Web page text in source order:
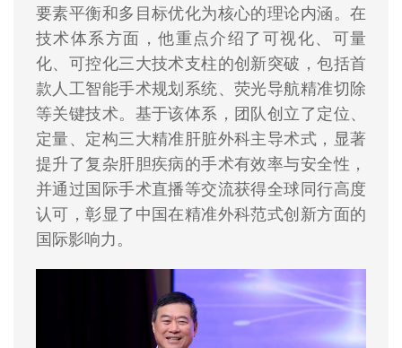
要素平衡和多目标优化为核心的理论内涵。在
技术体系方面，他重点介绍了可视化、可量
化、可控化三大技术支柱的创新突破，包括首
款人工智能手术规划系统、荧光导航精准切除
等关键技术。基于该体系，团队创立了定位、
定量、定构三大精准肝脏外科主导术式，显著
提升了复杂肝胆疾病的手术有效率与安全性，
并通过国际手术直播等交流获得全球同行高度
认可，彰显了中国在精准外科范式创新方面的
国际影响力。